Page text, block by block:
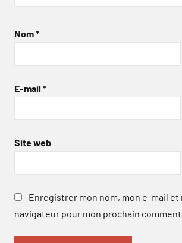
Nom*
E-mail *
Site web
Enregistrer mon nom, mon e-mail et
navigateur pour mon prochain